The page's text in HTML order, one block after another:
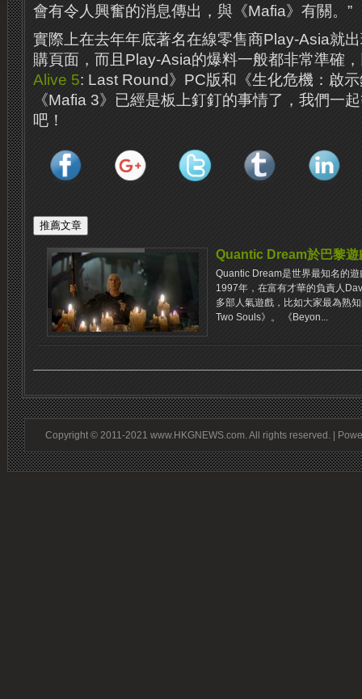
會有令人興奮的消息傳出，與《Mafia》有關。”
實際上在去年年底著名在線零售商Play-Asia就
購頁面，而且Play-Asia的爆料一般都非常準確
Alive 5: Last Round》PC版和《生化危機：啟
《Mafia 3》已經是板上釘釘的事情了，我們一
吧！
Quantic Dream於巴黎遊
Quantic Dream是世界最知名的
1997年，在富有才華的負責人
多部人氣遊戲，比如大家最為熟
Two Souls》。 《Beyon...
Copyright © 2011-2021 www.HKGNEWS.com. All rights reserved. |